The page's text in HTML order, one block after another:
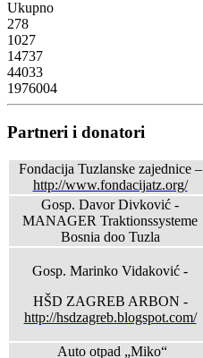
Ukupno
278
1027
14737
44033
1976004
Partneri i donatori
Fondacija Tuzlanske zajednice –
http://www.fondacijatz.org/
Gosp. Davor Divković -
MANAGER Traktionssysteme
Bosnia doo Tuzla
Gosp. Marinko Vidaković -
HŠD ZAGREB ARBON -
http://hsdzagreb.blogspot.com/
Auto otpad „Miko“